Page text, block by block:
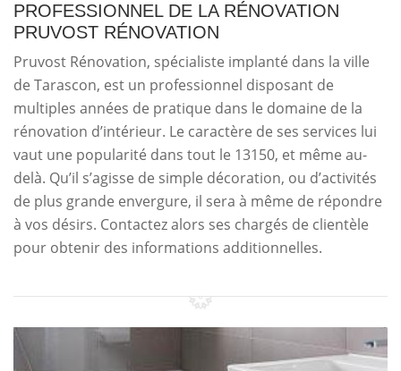
PROFESSIONNEL DE LA RÉNOVATION
PRUVOST RÉNOVATION
Pruvost Rénovation, spécialiste implanté dans la ville
de Tarascon, est un professionnel disposant de
multiples années de pratique dans le domaine de la
rénovation d’intérieur. Le caractère de ses services lui
vaut une popularité dans tout le 13150, et même au-
delà. Qu’il s’agisse de simple décoration, ou d’activités
de plus grande envergure, il sera à même de répondre
à vos désirs. Contactez alors ses chargés de clientèle
pour obtenir des informations additionnelles.